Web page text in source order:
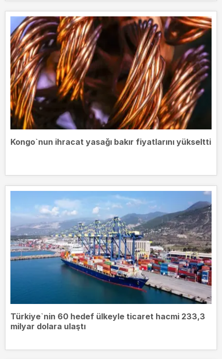
Kongo`nun ihracat yasağı bakır fiyatlarını yükseltti
Türkiye`nin 60 hedef ülkeyle ticaret hacmi 233,3
milyar dolara ulaştı